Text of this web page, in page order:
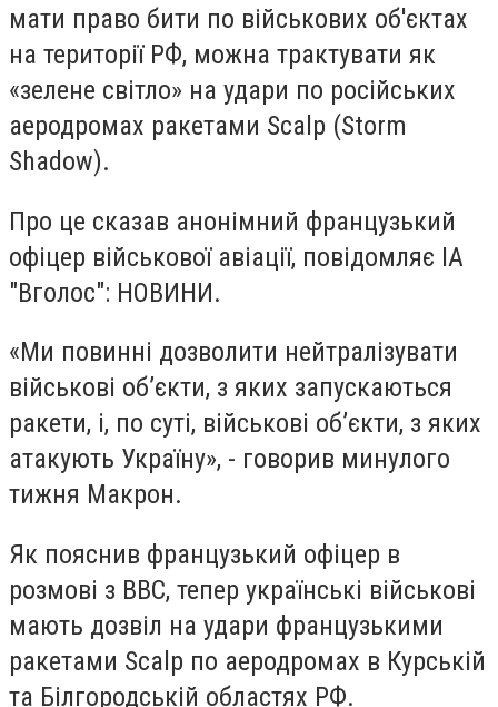
мати право бити по військових об'єктах
на території РФ, можна трактувати як
«зелене світло» на удари по російських
аеродромах ракетами Scalp (Storm
Shadow).
Про це сказав анонімний французький
офіцер військової авіації, повідомляє ІА
"Вголос": НОВИНИ.
«Ми повинні дозволити нейтралізувати
військові об’єкти, з яких запускаються
ракети, і, по суті, військові об’єкти, з яких
атакують Україну», - говорив минулого
тижня Макрон.
Як пояснив французький офіцер в
розмові з BBC, тепер українські військові
мають дозвіл на удари французькими
ракетами Scalp по аеродромах в Курській
та Білгородській областях РФ.